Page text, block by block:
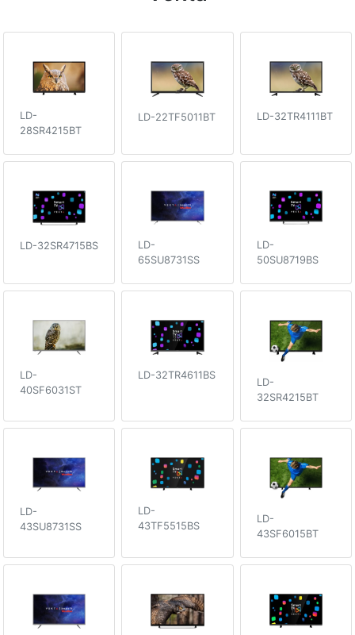
LD-
28SR4215BT
LD-22TF5011BT LD-32TR4111BT
LD-32SR4715BS
LD-
65SU8731SS
LD-
50SU8719BS
LD-
40SF6031ST
LD-32TR4611BS
LD-
32SR4215BT
LD-
43SU8731SS
LD-
43TF5515BS
LD-
43SF6015BT